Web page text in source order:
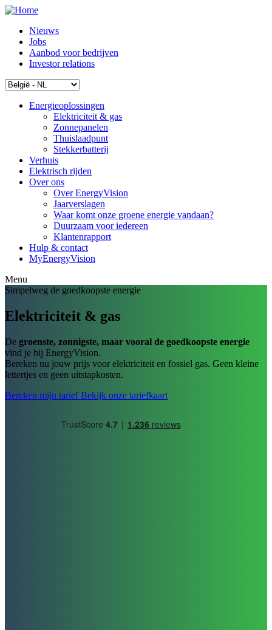
Nieuws
Jobs
Aanbod voor bedrijven
Investor relations
Energieoplossingen
Elektriciteit & gas
Zonnepanelen
Thuislaadpunt
Stekkerbatterij
Verhuis
Elektrisch rijden
Over ons
Over EnergyVision
Jaarverslagen
Waar komt onze groene energie vandaan?
Duurzaam voor iedereen
Klantenrapport
Hulp & contact
MyEnergyVision
Menu
Simpelweg de goedkoopste energie
Elektriciteit & gas
De groenste, zonnigste, maar vooral de goedkoopste energie
vind je bij EnergyVision.
Bereken nu jouw prijs voor elektriciteit en fossiel gas. Geen kleine
lettertjes en geen uitstapkosten.
Bereken mijn tariefBekijk onze tariefkaart